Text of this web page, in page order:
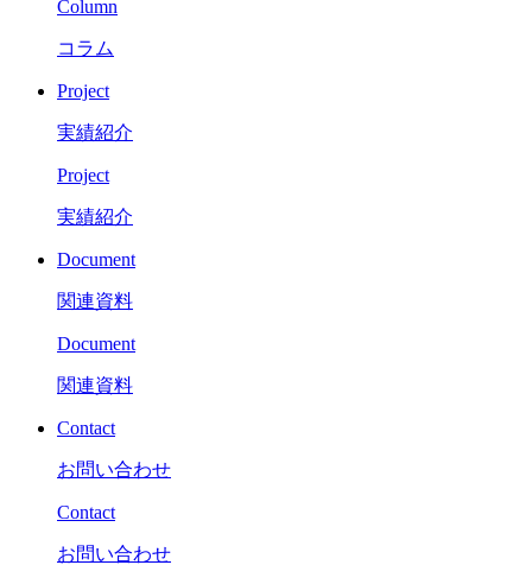
Column
コラム
Project
実績紹介
Project
実績紹介
Document
関連資料
Document
関連資料
Contact
お問い合わせ
Contact
お問い合わせ